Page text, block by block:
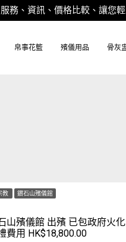
務、資訊、價格比較、讓您
帛事花籃 殯儀用品 骨灰
教 鑽石山殯儀館
山殯儀館 出殯 已包政府火
費用 HK$18,800.00